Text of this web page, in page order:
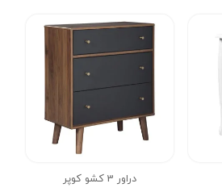
دراور 3 کشو کوپر